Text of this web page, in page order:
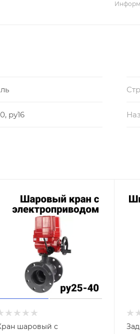
ру16
шаровый с